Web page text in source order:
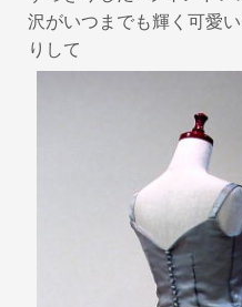
沢がいつまでも輝く可愛
りして